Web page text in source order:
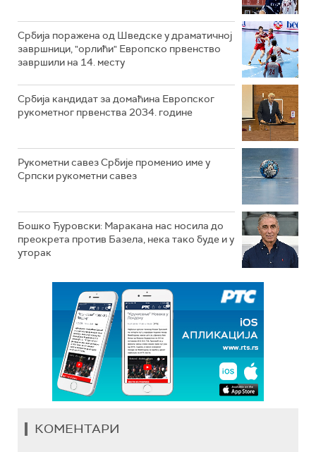
Србија поражена од Шведске у драматичној
завршници, "орлићи" Европско првенство
завршили на 14. месту
Србија кандидат за домаћина Европског
рукометног првенства 2034. године
Рукометни савез Србије променио име у
Српски рукометни савез
Бошко Ђуровски: Маракана нас носила до
преокрета против Базела, нека тако буде и у
уторак
КОМЕНТАРИ